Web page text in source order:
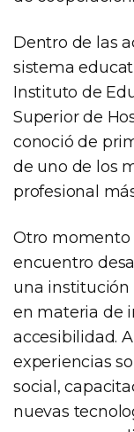
Dentro de las
sistema
Instituto de
Superior de
conoció de
de uno de los
profesional
Otro momento
encuentro
una institución
en materia de
accesibilidad.
experiencias
social,
nuevas